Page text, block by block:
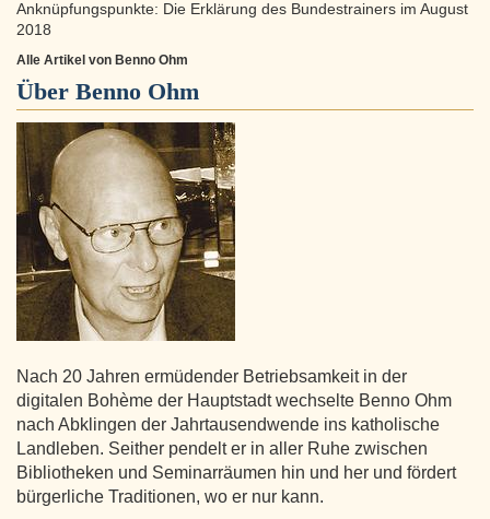
Anknüpfungspunkte: Die Erklärung des Bundestrainers im August
2018
Alle Artikel von Benno Ohm
Über Benno Ohm
Nach 20 Jahren ermüdender Betriebsamkeit in der
digitalen Bohème der Hauptstadt wechselte Benno Ohm
nach Abklingen der Jahrtausendwende ins katholische
Landleben. Seither pendelt er in aller Ruhe zwischen
Bibliotheken und Seminarräumen hin und her und fördert
bürgerliche Traditionen, wo er nur kann.